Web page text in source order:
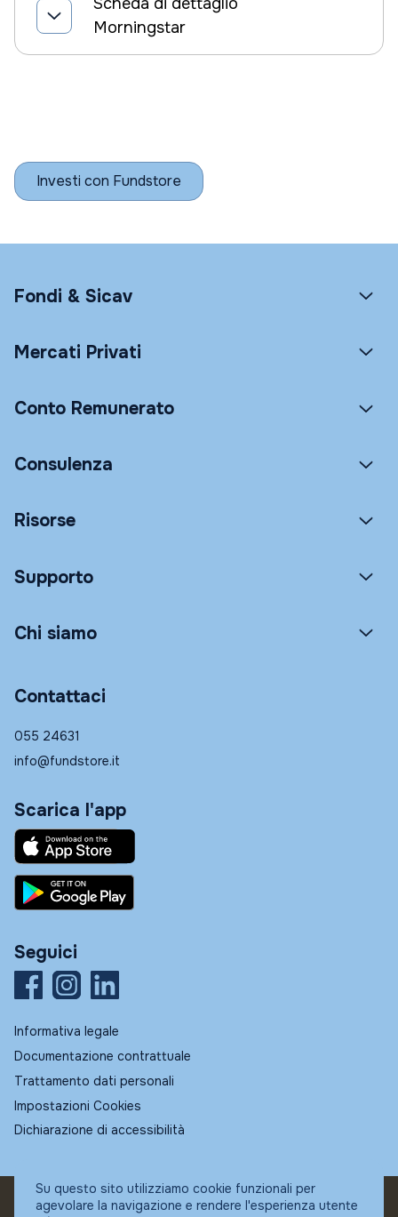
Morningstar
Investi con Fundstore
Fondi & Sicav
Mercati Privati
Conto Remunerato
Consulenza
Risorse
Supporto
Chi siamo
Contattaci
055 24631
info@fundstore.it
Scarica l'app
Seguici
Informativa legale
Documentazione contrattuale
Trattamento dati personali
Impostazioni Cookies
Dichiarazione di accessibilità
© Fundstore
Su questo sito utilizziamo cookie funzionali per
agevolare la navigazione e rendere l'esperienza utente